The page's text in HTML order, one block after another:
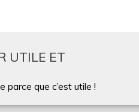
UTILE ET
parce que c’est utile !